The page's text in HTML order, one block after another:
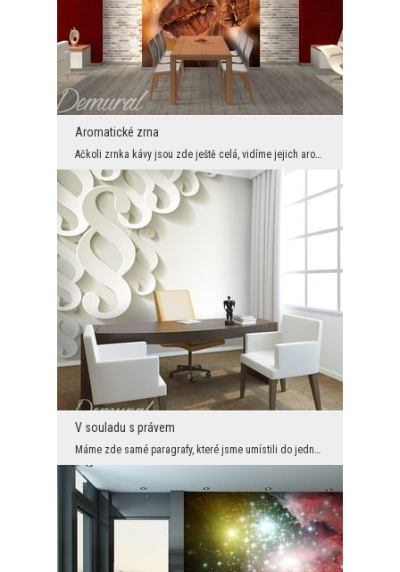
Aromatické zrna
Ačkoli zrnka kávy jsou zde ještě celá, vidíme jejich aroma, jež se unáší v oparech. Díky tomu pou...
V souladu s právem
Máme zde samé paragrafy, které jsme umístili do jednoho kouta. K tomu všemu se proplétají tvoříc ...